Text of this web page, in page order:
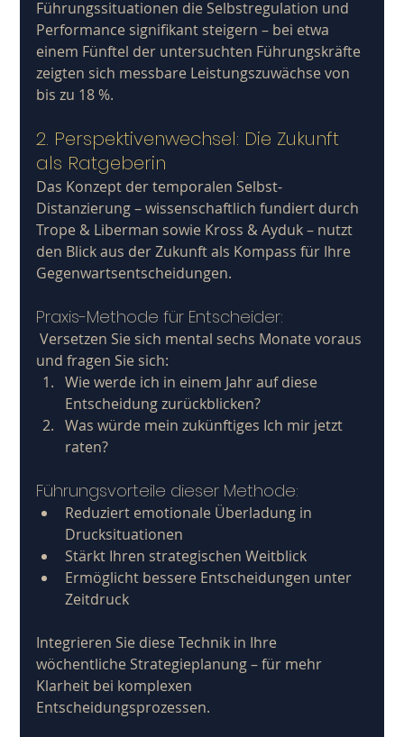
Führungssituationen die Selbstregulation und
Performance signifikant steigern – bei etwa
einem Fünftel der untersuchten Führungskräfte
zeigten sich messbare Leistungszuwächse von
bis zu 18 %.
2. Perspektivenwechsel: Die Zukunft
als Ratgeberin
Das Konzept der temporalen Selbst-
Distanzierung – wissenschaftlich fundiert durch
Trope & Liberman sowie Kross & Ayduk – nutzt
den Blick aus der Zukunft als Kompass für Ihre
Gegenwartsentscheidungen.
Praxis-Methode für Entscheider:
Versetzen Sie sich mental sechs Monate voraus
und fragen Sie sich:
Wie werde ich in einem Jahr auf diese
Entscheidung zurückblicken?
Was würde mein zukünftiges Ich mir jetzt
raten?
Führungsvorteile dieser Methode:
Reduziert emotionale Überladung in
Drucksituationen
Stärkt Ihren strategischen Weitblick
Ermöglicht bessere Entscheidungen unter
Zeitdruck
Integrieren Sie diese Technik in Ihre
wöchentliche Strategieplanung – für mehr
Klarheit bei komplexen
Entscheidungsprozessen.